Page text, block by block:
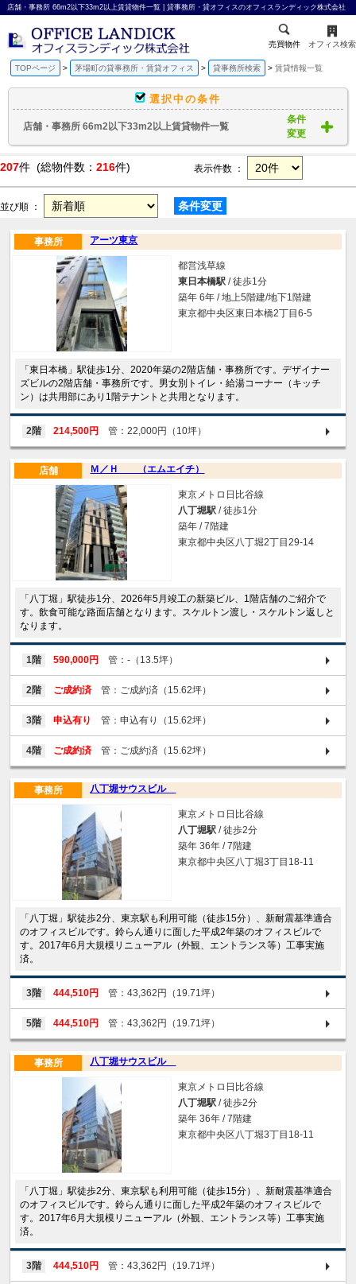
店舗・事務所 66m2以下33m2以上賃貸物件一覧 | 貸事務所・貸オフィスのオフィスランディック株式会社
売買物件 オフィス検索
TOPページ 茅場町の貸事務所・賃貸オフィス 貸事務所検索 賃貸情報一覧
選択中の条件
店舗・事務所 66m2以下33m2以上賃貸物件一覧
条件
変更
207件 (総物件数： 216件) 表示件数 ：
並び順 ： 条件変更
アーツ東京
事務所
都営浅草線
東日本橋駅 / 徒歩1分
築年 6年 / 地上5階建/地下1階建
東京都中央区東日本橋2丁目6-5
「東日本橋」駅徒歩1分、2020年築の2階店舗・事務所です。デザイナー
ズビルの2階店舗・事務所です。男女別トイレ・給湯コーナー（キッチ
ン）は共用部にあり1階テナントと共用となります。
2階 214,500円 管：22,000円（10坪）
Ｍ／Ｈ （エムエイチ）
店舗
東京メトロ日比谷線
八丁堀駅 / 徒歩1分
築年 / 7階建
東京都中央区八丁堀2丁目29-14
「八丁堀」駅徒歩1分、2026年5月竣工の新築ビル、1階店舗のご紹介で
す。飲食可能な路面店舗となります。スケルトン渡し・スケルトン返しと
なります。
1階 590,000円 管：-（13.5坪）
2階 ご成約済 管：ご成約済（15.62坪）
3階 申込有り 管：申込有り（15.62坪）
4階 ご成約済 管：ご成約済（15.62坪）
八丁堀サウスビル
事務所
東京メトロ日比谷線
八丁堀駅 / 徒歩2分
築年 36年 / 7階建
東京都中央区八丁堀3丁目18-11
「八丁堀」駅徒歩2分、東京駅も利用可能（徒歩15分）、新耐震基準適合
のオフィスビルです。鈴らん通りに面した平成2年築のオフィスビルで
す。2017年6月大規模リニューアル（外観、エントランス等）工事実施
済。
3階 444,510円 管：43,362円（19.71坪）
5階 444,510円 管：43,362円（19.71坪）
八丁堀サウスビル
事務所
東京メトロ日比谷線
八丁堀駅 / 徒歩2分
築年 36年 / 7階建
東京都中央区八丁堀3丁目18-11
「八丁堀」駅徒歩2分、東京駅も利用可能（徒歩15分）、新耐震基準適合
のオフィスビルです。鈴らん通りに面した平成2年築のオフィスビルで
す。2017年6月大規模リニューアル（外観、エントランス等）工事実施
済。
3階 444,510円 管：43,362円（19.71坪）